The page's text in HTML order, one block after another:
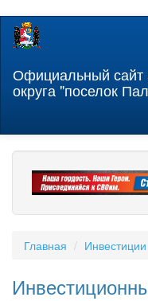
Перейти
содержанию
Официальный сайт
округа "поселок
Главная Инвестиции